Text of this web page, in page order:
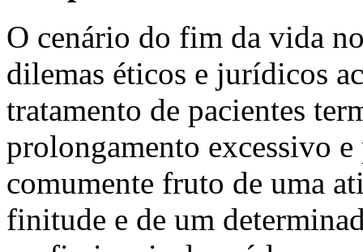
O cenário do fim da vida
dilemas éticos e jurídicos
tratamento de pacientes
prolongamento excessivo
comumente fruto de uma
finitude e de um